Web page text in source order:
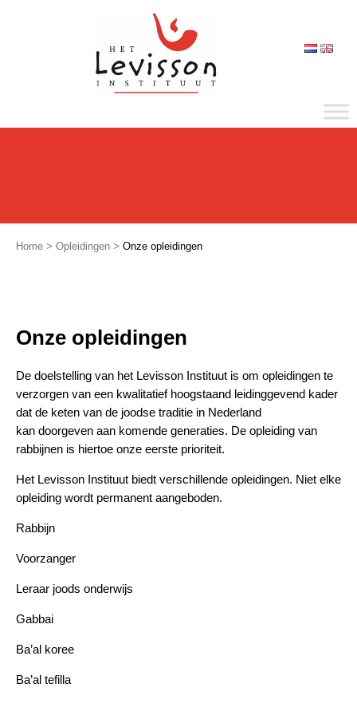
Home > Opleidingen > Onze opleidingen
Onze opleidingen
De doelstelling van het Levisson Instituut is om opleidingen te
verzorgen van een kwalitatief hoogstaand leidinggevend kader
dat de keten van de joodse traditie in Nederland
kan doorgeven aan komende generaties. De opleiding van
rabbijnen is hiertoe onze eerste prioriteit.
Het Levisson Instituut biedt verschillende opleidingen. Niet elke
opleiding wordt permanent aangeboden.
Rabbijn
Voorzanger
Leraar joods onderwijs
Gabbai
Ba’al koree
Ba’al tefilla